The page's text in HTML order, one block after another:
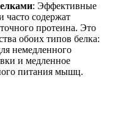
: Эффективные
часто содержат
протеина. Это
обоих типов белка:
немедленного
и медленное
питания мышц.